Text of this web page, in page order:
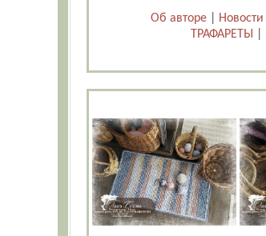
Об авторе Новости
ТРАФАРЕТЫ